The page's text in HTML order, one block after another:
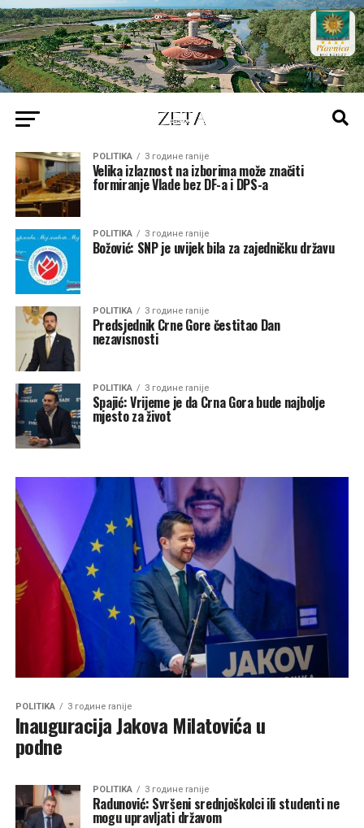
POLITIKA 3 године ranije
Velika izlaznost na izborima može značiti
formiranje Vlade bez DF-a i DPS-a
POLITIKA 3 године ranije
Božović: SNP je uvijek bila za zajedničku državu
POLITIKA 3 године ranije
Predsjednik Crne Gore čestitao Dan
nezavisnosti
POLITIKA 3 године ranije
Spajić: Vrijeme je da Crna Gora bude najbolje
mjesto za život
POLITIKA 3 године ranije
Inauguracija Jakova Milatovića u
podne
POLITIKA 3 године ranije
Radunović: Svršeni srednjoškolci ili studenti ne
mogu upravljati državom